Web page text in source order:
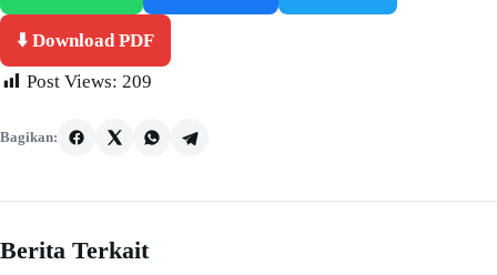
⬇️ Download PDF
Post Views: 209
Bagikan:
Berita Terkait